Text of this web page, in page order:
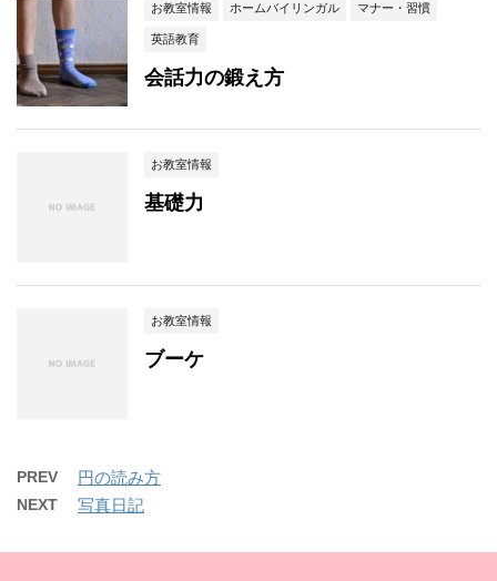
お教室情報 ホームバイリンガル マナー・習慣
英語教育
会話力の鍛え方
お教室情報
基礎力
お教室情報
ブーケ
PREV 円の読み方
NEXT 写真日記